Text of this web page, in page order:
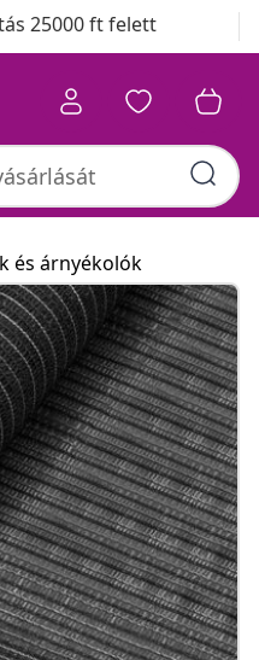
25000 ft felett
és árnyékolók